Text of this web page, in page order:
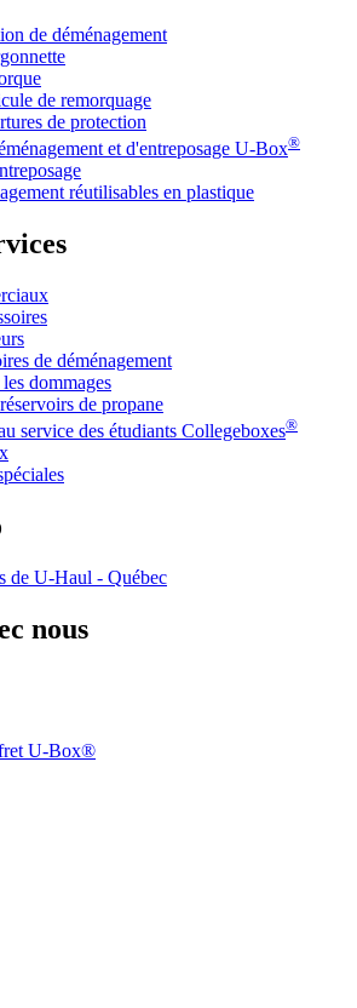
de déménagement
de remorquage
de protection
et d'entreposage U-Box®
réutilisables en plastique
de déménagement
dommages
de propane
service des étudiants Collegeboxes®
de U-Haul - Québec
nous
U-Box®